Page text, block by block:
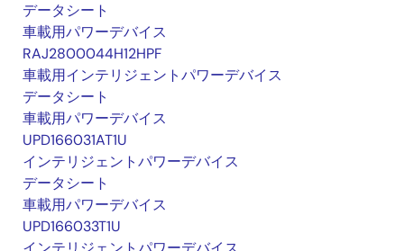
データシート
車載用パワーデバイス
RAJ2800044H12HPF
車載用インテリジェントパワーデバイス
データシート
車載用パワーデバイス
UPD166031AT1U
インテリジェントパワーデバイス
データシート
車載用パワーデバイス
UPD166033T1U